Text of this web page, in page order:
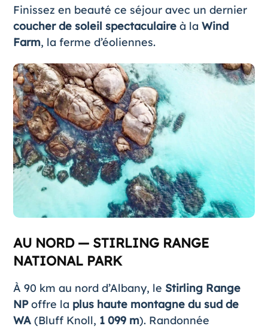
Finissez en beauté ce séjour avec un dernier
coucher de soleil spectaculaireà la Wind
Farm, la ferme d’éoliennes.
AU NORD — STIRLING RANGE
NATIONAL PARK
À 90 km au nord d’Albany, le Stirling Range
NPoffre la plus haute montagne du sud de
WA(Bluff Knoll, 1 099 m). Randonnée